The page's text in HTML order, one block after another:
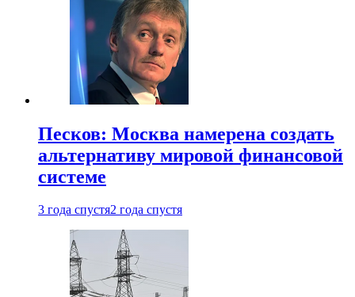
Песков: Москва намерена создать
альтернативу мировой финансовой
системе
3 года спустя2 года спустя